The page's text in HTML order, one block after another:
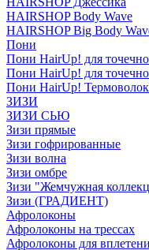
HAIRSHOP Body Wave
HAIRSHOP Big Body
Пони
Пони HairUp! для
Пони HairUp! для
Пони HairUp!
ЗИЗИ
ЗИЗИ СЬЮ
Зизи прямые
Зизи гофрированные
Зизи волна
Зизи омбре
Зизи "Жемчужная
Зизи (ГРАДИЕНТ)
Афролоконы
Афролоконы на трессах
Афролоконы для